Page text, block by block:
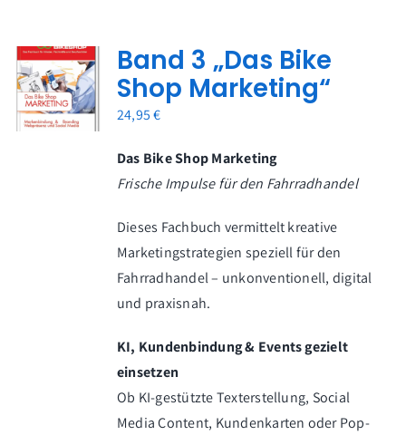
Band 3 „Das Bike
Shop Marketing“
24,95€
Das Bike Shop Marketing
Frische Impulse für den Fahrradhandel
Dieses Fachbuch vermittelt kreative
Marketingstrategien speziell für den
Fahrradhandel – unkonventionell, digital
und praxisnah.
KI, Kundenbindung & Events gezielt
einsetzen
Ob KI-gestützte Texterstellung, Social
Media Content, Kundenkarten oder Pop-